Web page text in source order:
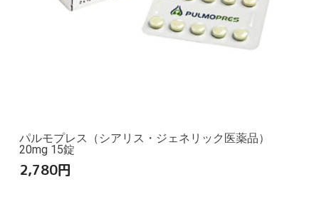
パルモプレス（シアリス・ジェネリック医薬品）
20mg 15錠
2,780円